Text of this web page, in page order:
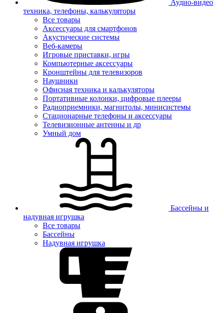
Аудио-видео
техника, телефоны, калькуляторы
Все товары
Аксессуары для смартфонов
Акустические системы
Веб-камеры
Игровые приставки, игры
Компьютерные аксессуары
Кронштейны для телевизоров
Наушники
Офисная техника и калькуляторы
Портативные колонки, цифровые плееры
Радиоприемники, магнитолы, минисистемы
Стационарные телефоны и аксессуары
Телевизионные антенны и др
Умный дом
Бассейны и
надувная игрушка
Все товары
Бассейны
Надувная игрушка